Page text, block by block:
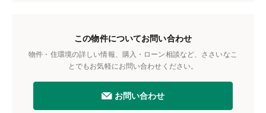
この物件についてお問い合わせ
物件・住環境の詳しい情報、購入・ローン相談など、ささいなこ
とでもお気軽にお問い合わせください。
お問い合わせ